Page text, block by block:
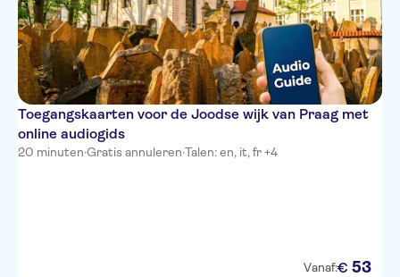
Toegangskaarten voor de Joodse wijk van Praag met
online audiogids
20 minuten·Gratis annuleren·Talen: en, it, fr +4
Vanaf:€ 53